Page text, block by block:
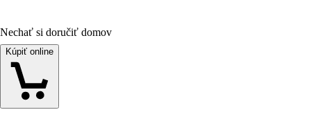
Nechať si doručiť domov
Kúpiť online